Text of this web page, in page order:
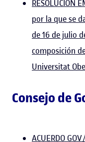
RESOLUCIÓN
por la que se
de 16 de julio
composición
Universitat
Consejo de
ACUERDO